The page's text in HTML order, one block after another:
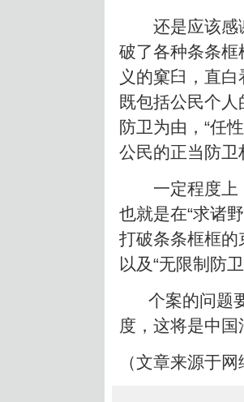
还是应该感谢
破了各种条条
义的窠臼，直
既包括公民个人
防卫为由，“任
公民的正当防卫
一定程度上，
也就是在“求诸
打破条条框框
以及“无限制防
个案的问题要
度，这将是中
（文章来源于网